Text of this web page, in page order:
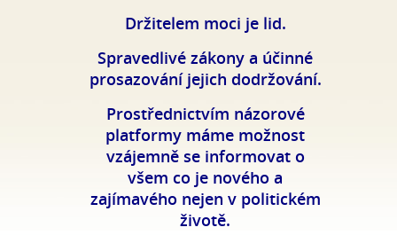
Držitelem moci je lid.
Spravedlivé zákony a účinné
prosazování jejich dodržování.
Prostřednictvím názorové
platformy máme možnost
vzájemně se informovat o
všem co je nového a
zajímavého nejen v politickém
životě.